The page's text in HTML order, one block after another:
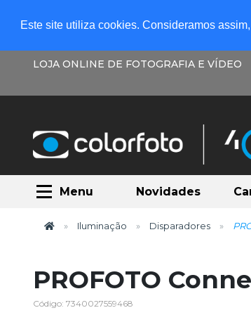
Este site utiliza cookies. Consideramos
LOJA ONLINE DE FOTOGRAFIA E VÍDEO
Menu Novidades
Iluminação Disparadores
PROFOTO
Código: 7340027559468